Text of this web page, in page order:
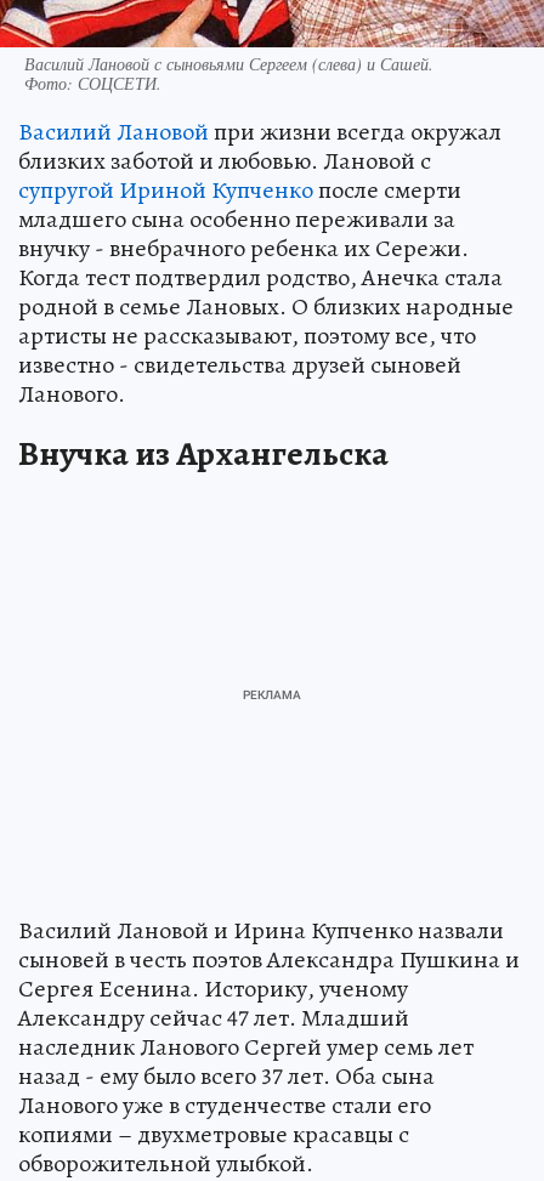
Василий Лановой с сыновьями Сергеем (слева) и Сашей.
Фото: СОЦСЕТИ.
Василий Лановойпри жизни всегда окружал
близких заботой и любовью. Лановой с
супругой Ириной Купченкопосле смерти
младшего сына особенно переживали за
внучку - внебрачного ребенка их Сережи.
Когда тест подтвердил родство, Анечка стала
родной в семье Лановых. О близких народные
артисты не рассказывают, поэтому все, что
известно - свидетельства друзей сыновей
Ланового.
Внучка из Архангельска
Василий Лановой и Ирина Купченко назвали
сыновей в честь поэтов Александра Пушкина и
Сергея Есенина. Историку, ученому
Александру сейчас 47 лет. Младший
наследник Ланового Сергей умер семь лет
назад - ему было всего 37 лет. Оба сына
Ланового уже в студенчестве стали его
копиями – двухметровые красавцы с
обворожительной улыбкой.